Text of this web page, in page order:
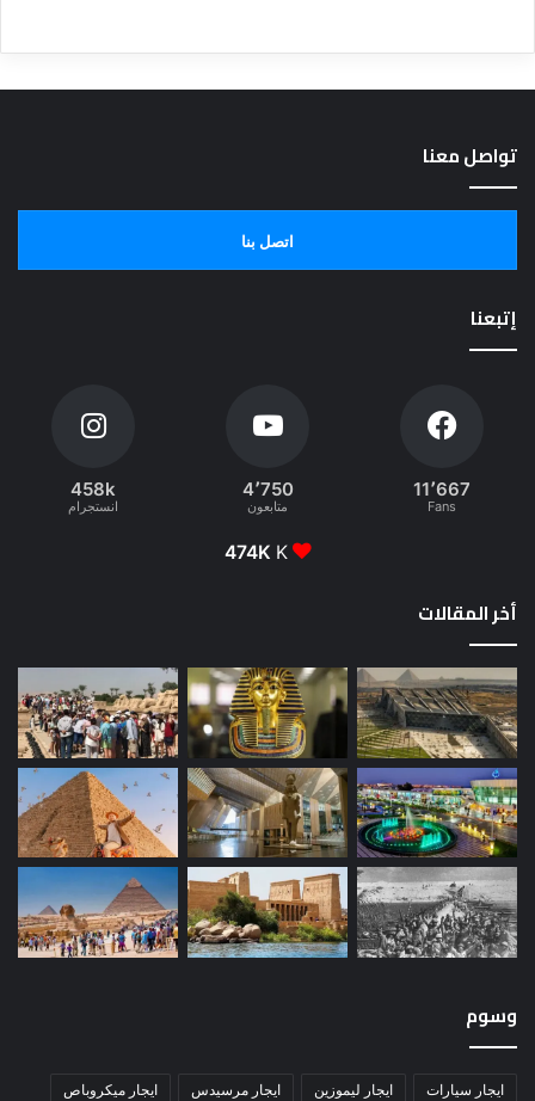
تواصل معنا
اتصل بنا
إتبعنا
11٬667
Fans
4٬750
متابعون
458k
انستجرام
474K K
أخر المقالات
وسوم
ايجار سيارات ايجار ليموزين ايجار مرسيدس ايجار ميكروباص